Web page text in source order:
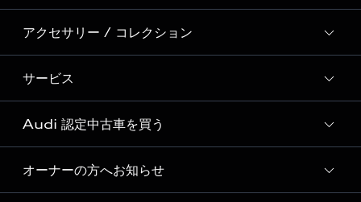
Audi Sport
Formula 1®
デジタルサービス
新車在庫検索
試乗車・展示車検索
見積り依頼
試乗予約
モデル一覧
特別仕様モデル / 限定モデル
e-tronラインアップ
価格シミュレーション
車両比較
アクセサリー / コレクション
純正アクセサリー
オンラインショップ
Audi collection
アウディナビアプリ
サービス
サービス入庫予約
サービスプログラム
メンテナンス
Audi 認定中古車を買う
Audi認定中古車
オーナーの方へお知らせ